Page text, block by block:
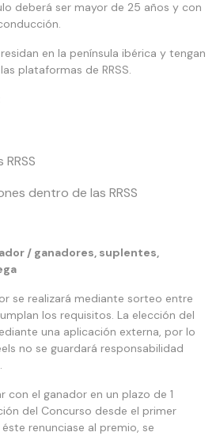
deberá ser mayor de 25 años y con
en la península ibérica y tengan
plataformas de RRSS.
dentro de las RRSS
/ ganadores, suplentes,
se realizará mediante sorteo entre
los requisitos. La elección del
una aplicación externa, por lo
no se guardará responsabilidad
con el ganador en un plazo de 1
del Concurso desde el primer
renunciase al premio, se